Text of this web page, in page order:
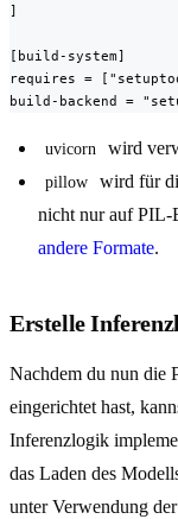
]
[build-system]
requires =
build-backend =
uvicorn wird
pillow
wird für
nicht nur auf PIL-
andere Formate.
Erstelle
Nachdem du nun die
eingerichtet hast,
Inferenzlogik
das Laden des
unter Verwendung